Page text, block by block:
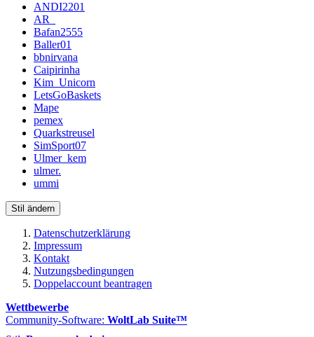
ANDI2201
AR_
Bafan2555
Baller01
bbnirvana
Caipirinha
Kim_Unicorn
LetsGoBaskets
Mape
pemex
Quarkstreusel
SimSport07
Ulmer_kem
ulmer.
ummi
Stil ändern
Datenschutzerklärung
Impressum
Kontakt
Nutzungsbedingungen
Doppelaccount beantragen
Wettbewerbe
Community-Software: WoltLab Suite™